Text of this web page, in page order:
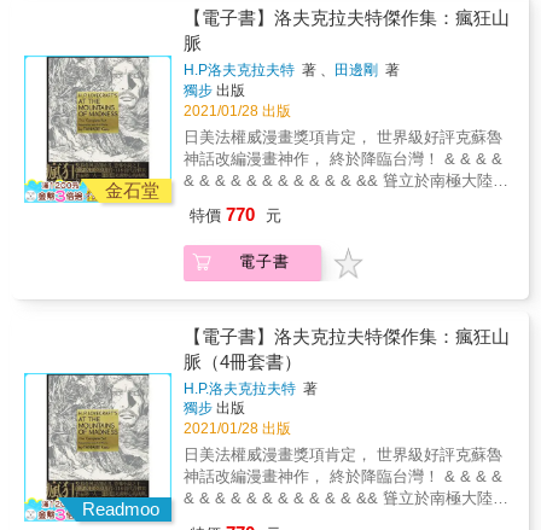
頭痛不已。 或許自己只是受了失憶期間閱讀的
神話傳說影響吧&hellip;&hellip;皮斯利試著這麼
說服自己，不再理會那噩夢。 沒想到就在1934
年，皮斯利接到一封從澳洲寄來的信，事情至
此有了戲劇性的變化。 為了解開神祕的噩夢真
相，皮斯利決定前往澳洲，沒想到在那裡見到
了幾乎要將人逼瘋的存在&hellip;&hellip;
概念， 成為後世科幻作品的重要主題，對後來
的小說家及影像創作者的影響可說是極為深
遠。 【故事大綱】 1908年的某天，於美國米斯
卡塔尼克大學政治經濟學系擔任教授的皮斯
利，突然在教室講臺上昏厥。 接下來五年半的
時間裡，皮斯利做了許多令人難以理解的異常
行為，簡直像是變了一個人。 1913年，皮斯利
恢復了意識，卻驚覺在自己喪失記憶的期間，
依然不棄不離地陪伴在自己的身邊。 從此之
後，皮斯利便經常作令人匪夷所思的奇妙噩
夢。 在那夢境裡，名為「伊斯之偉大種族」的
古怪生物出現在遠古時代的地球上。 只要皮斯
頭痛不已。 或許自己只是受了失憶期間閱讀的
神話傳說影響吧&hellip;&hellip;皮斯利試著這麼
說服自己，不再理會那噩夢。 沒想到就在1934
年，皮斯利接到一封從澳洲寄來的信，事情至
此有了戲劇性的變化。 為了解開神祕的噩夢真
相，皮斯利決定前往澳洲，沒想到在那裡見到
了幾乎要將人逼瘋的存在&hellip;&hellip;
德語、日語、西班牙語、波蘭語等多國語言版
本。它在2015年4月還被法國話劇導演搬上戲劇
舞臺。
亡、現實與夢境間的恍惚漂流。 志語父親來自
花蓮貓公部落，祖父噶瑪蘭族、祖母阿美族的
血緣，以及成長於臺北三重的都市經驗，關於
自身原住民身份的認同與回返，有著專屬於他
的迂迴與流動。父親離世後，成為祖母口中
「mapatayay no wawa」（死者的孩子）的
他，如何追索關於父親的謎團：一本父親留下
的軍旅日記，一場為父親帶來心臟病的童年高
燒，門內鍛鍊氣功如巨人晃動的幻影⋯⋯在志
語充滿水氣與肌理的筆觸下，這趟尋父之路，
嗎？是回，還是去呢？」的問句迴盪全書，如
果靠近父親的記憶，就會更靠近故鄉一點嗎？
「也許答案藏在海裡。」在他高度詩意與私密
以隨之下潛，看見埋伏體內的回返與放逐
&mdash;&mdash;或者，我們都是死者的孩
子。 名人推薦 拉黑子．達立夫（藝術家） 阿
尼默（插畫/漫畫家） 林徐達（人類學家，民族
學教授） 馬翊航（作家） 陳思宏（作家） 陳
芯宜（紀錄片導演） 曾耀慶（漫畫家） 葉長青
（插畫/漫畫家） 櫻井大造（海筆子成員） 聯
合推薦
金石堂
【電子書】洛夫克拉夫特傑作集：瘋狂山
脈
H.P洛夫克拉夫特 著 、 田邊剛 著
獨步 出版
2021/01/28 出版
日美法權威漫畫獎項肯定， 世界級好評克蘇魯
神話改編漫畫神作， 終於降臨台灣！ & & & &
& & & & & & & & & & & && 聳立於南極大陸深
市， 親眼見證舊日支配者創世祕密的人無不陷
入瘋狂&hellip;&hellip; 20世紀最具影響力的古
典恐怖小說體系， 眾多恐怖電影、遊戲、文學
夫特 集「宇宙恐怖」創作觀之大成，創作生涯
代表作──《瘋狂山脈》 日本當代洛夫克拉夫特
作品改編漫畫第一人田邊剛， 以電影語言精彩
轉譯洛夫克拉夫特筆下「無以名狀的恐怖」，
完成奧斯卡金獎導演吉勒摩‧戴托羅的終生想
蘇魯神話的世界。 【本書特色】 ★克蘇魯神話
是在上世紀20年代開始，以洛夫克拉夫特一系
列作品為開端，經由洛夫克拉夫特的友人加以
特價 770 元
電子書
Readmoo
【電子書】洛夫克拉夫特傑作集：瘋狂山
脈（4冊套書）
H.P.洛夫克拉夫特 著
獨步 出版
2021/01/28 出版
日美法權威漫畫獎項肯定， 世界級好評克蘇魯
神話改編漫畫神作， 終於降臨台灣！ & & & &
& & & & & & & & & & & && 聳立於南極大陸深